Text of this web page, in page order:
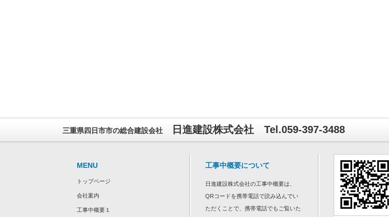
三重県四日市市の総合建設会社 日進建設株式会社 Tel.059-397-3488
MENU
トップページ
会社案内
工事中概要１
工事中概要について
日進建設株式会社の工事中概要は、
QRコードを携帯電話で読み込んでい
ただくことで、携帯電話でもご覧いた